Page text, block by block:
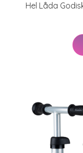
Hel Låda